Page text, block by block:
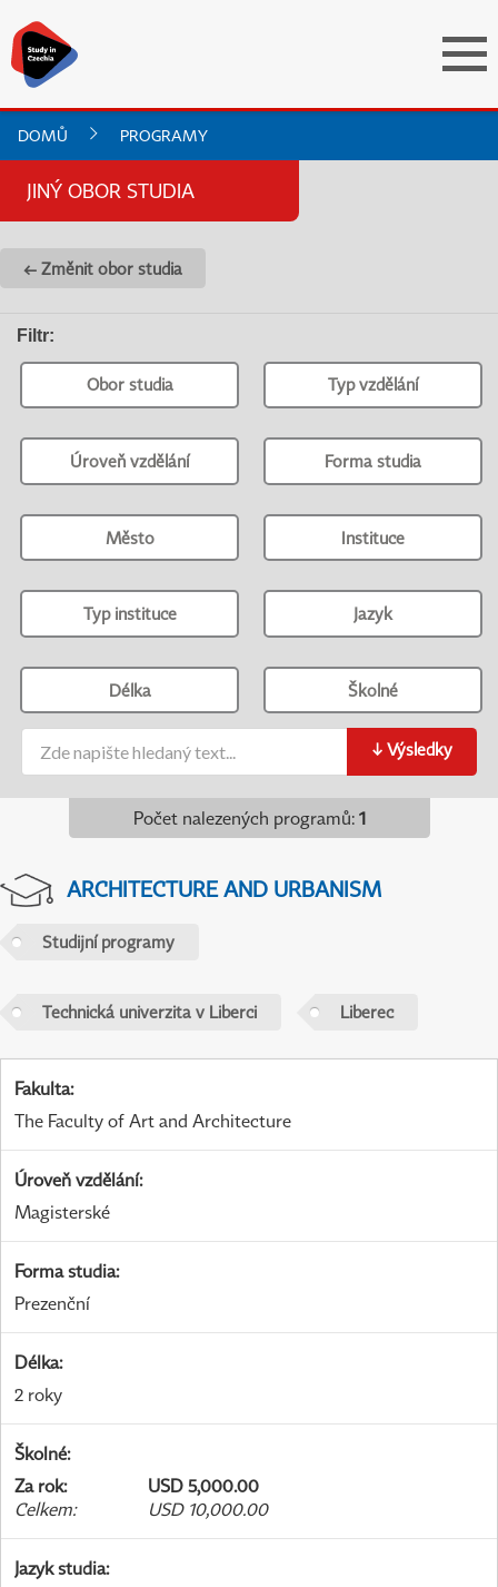
DOMŮ PROGRAMY
JINÝ OBOR STUDIA
← Změnit obor studia
Filtr:
Obor studia Typ vzdělání
Úroveň vzdělání Forma studia
Město Instituce
Typ instituce Jazyk
Délka Školné
↓ Výsledky
Počet nalezených programů: 1
ARCHITECTURE AND URBANISM
Studijní programy
Technická univerzita v Liberci Liberec
Fakulta:
The Faculty of Art and Architecture
Úroveň vzdělání:
Magisterské
Forma studia:
Prezenční
Délka:
2 roky
Školné:
Za rok:
USD 5,000.00
Celkem: USD 10,000.00
Jazyk studia: